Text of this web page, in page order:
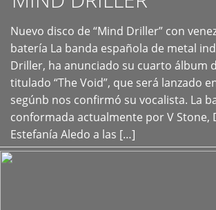
Nuevo disco de “Mind Driller” con
batería La banda española de metal
Driller, ha anunciado su cuarto álbum
titulado “The Void”, que será lanzado
segúnb nos confirmó su vocalista. La
conformada actualmente por V Stone,
Estefanía Aledo a las […]
+